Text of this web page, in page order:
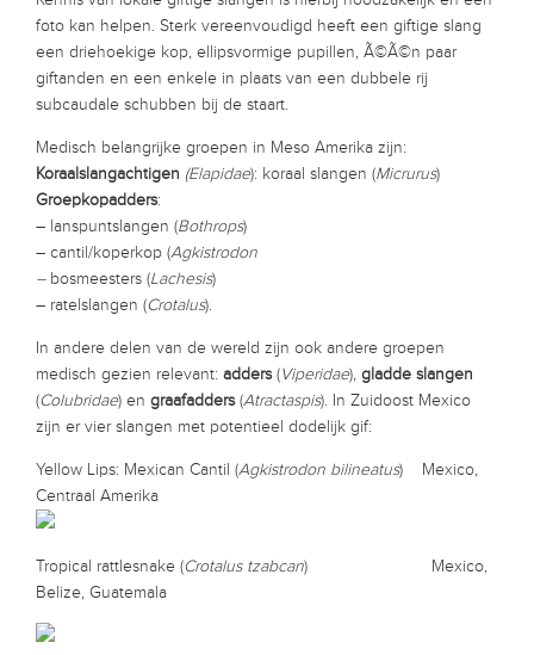
foto kan helpen. Sterk vereenvoudigd heeft een giftige slang
een driehoekige kop, ellipsvormige pupillen, Ã©Ã©n paar
giftanden en een enkele in plaats van een dubbele rij
subcaudale schubben bij de staart.
Medisch belangrijke groepen in Meso Amerika zijn:
Koraalslangachtigen (Elapidae): koraal slangen (Micrurus)
Groepkopadders:
– lanspuntslangen (Bothrops)
– cantil/koperkop (Agkistrodon
– bosmeesters (Lachesis)
– ratelslangen (Crotalus).
In andere delen van de wereld zijn ook andere groepen
medisch gezien relevant: adders(Viperidae), gladde slangen
(Colubridae) en graafadders (Atractaspis). In Zuidoost Mexico
zijn er vier slangen met potentieel dodelijk gif:
Yellow Lips: Mexican Cantil (Agkistrodon bilineatus) Mexico,
Centraal Amerika
Tropical rattlesnake (Crotalus tzabcan) Mexico,
Belize, Guatemala